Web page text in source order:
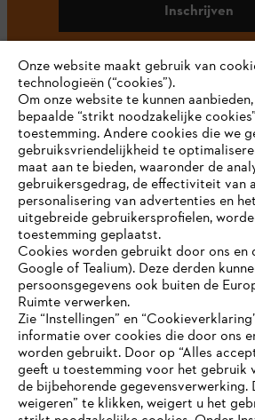
Inschrijven
Bedrijf
STIHL FAQ
Contact
JE BROWSER WORDT
ONDERSTEUND
Onze website maakt gebruik van
technologieën (“cookies”).
Om onze website te kunnen
bepaalde “strikt noodzakelijke
toestemming. Andere cookies die we
gebruiksvriendelijkheid te
maat aan te bieden, waaronder de
gebruikersgedrag, de effectiviteit van
personalisering van advertenties en
uitgebreide gebruikersprofielen,
toestemming geplaatst.
Cookies worden gebruikt door ons en
Google of Tealium). Deze derden
persoonsgegevens ook buiten de
Ruimte verwerken.
Zie “Instellingen” en
informatie over cookies die door ons
worden gebruikt. Door op “Alles
geeft u toestemming voor het gebruik
de bijbehorende gegevensverwerking.
weigeren” te klikken, weigert u het